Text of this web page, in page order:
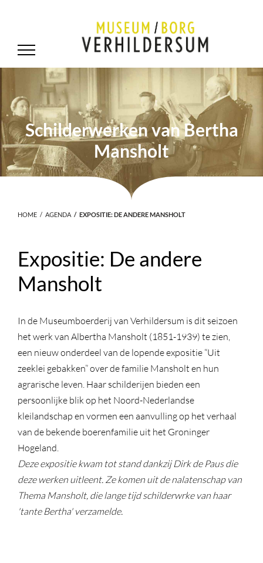
Schilderwerken van Bertha
Mansholt
HOME AGENDA EXPOSITIE: DE ANDERE MANSHOLT
Expositie: De andere
Mansholt
In de Museumboerderij van Verhildersum is dit seizoen
het werk van Albertha Mansholt (1851-1939) te zien,
een nieuw onderdeel van de lopende expositie “Uit
zeeklei gebakken” over de familie Mansholt en hun
agrarische leven. Haar schilderijen bieden een
persoonlijke blik op het Noord-Nederlandse
kleilandschap en vormen een aanvulling op het verhaal
van de bekende boerenfamilie uit het Groninger
Hogeland.
Deze expositie kwam tot stand dankzij Dirk de Paus die
deze werken uitleent. Ze komen uit de nalatenschap van
Thema Mansholt, die lange tijd schilderwrke van haar
'tante Bertha' verzamelde.